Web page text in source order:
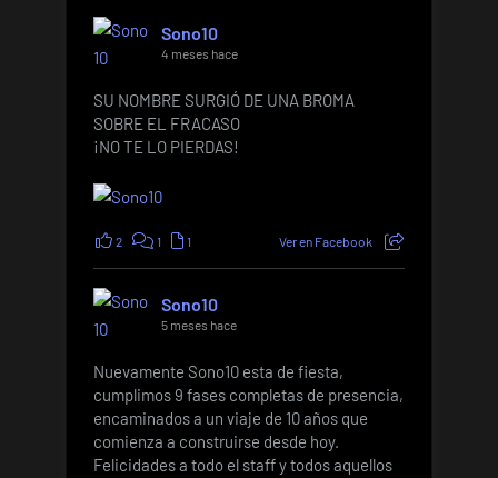
Sono10
4 meses hace
SU NOMBRE SURGIÓ DE UNA BROMA
SOBRE EL FRACASO
¡NO TE LO PIERDAS!
2 1 1 Ver en Facebook
Sono10
5 meses hace
Nuevamente Sono10 esta de fiesta,
cumplimos 9 fases completas de presencia,
encaminados a un viaje de 10 años que
comienza a construirse desde hoy.
Felicidades a todo el staff y todos aquellos